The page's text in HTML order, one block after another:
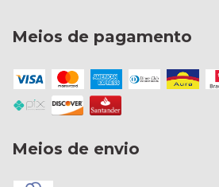
Meios de pagamento
Meios de envio